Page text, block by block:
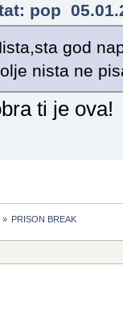
pop
god
nista ne
ti je ova!
» PRISON BREAK